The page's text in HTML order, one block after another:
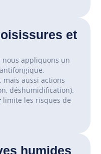
et
, nous appliquons un
mais aussi actions
déshumidification).
limite les risques de
humides